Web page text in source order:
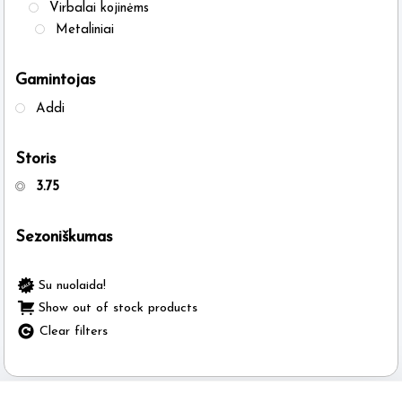
Virbalai kojinėms
Metaliniai
Gamintojas
Addi
Storis
3.75
Sezoniškumas
Su nuolaida!
Show out of stock products
Clear filters